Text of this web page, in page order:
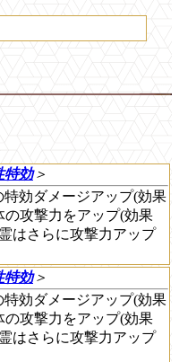
特効＞
効ダメージアップ(効果
の攻撃力をアップ(効果
はさらに攻撃力アップ
特効＞
効ダメージアップ(効果
の攻撃力をアップ(効果
はさらに攻撃力アップ